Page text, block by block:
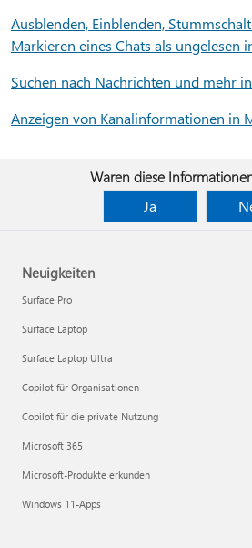
Ausblenden, Einblenden,
Markieren eines Chats als ungelesen
Suchen nach Nachrichten und mehr
Anzeigen von Kanalinformationen in
Waren diese
Ja
Neuigkeiten
Surface Pro
Surface Laptop
Surface Laptop Ultra
Copilot für Organisationen
Copilot für die private Nutzung
Microsoft 365
Microsoft-Produkte erkunden
Windows 11-Apps